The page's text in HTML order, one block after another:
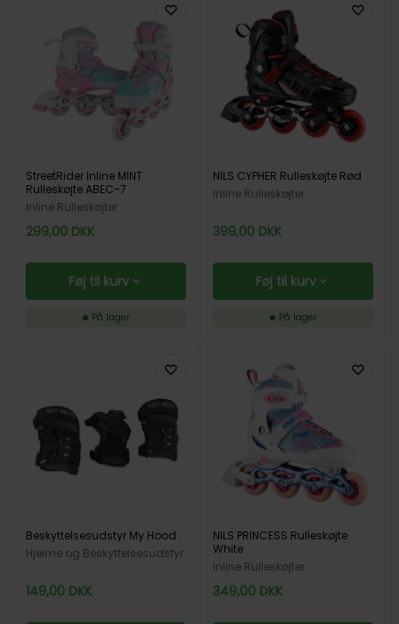
StreetRider Inline MINT
Rulleskøjte ABEC-7
Inline Rulleskøjter
299,00 DKK
Føj til kurv
På lager
NILS CYPHER Rulleskøjte Rød
Inline Rulleskøjter
399,00 DKK
Føj til kurv
På lager
Beskyttelsesudstyr My Hood
Hjelme og Beskyttelsesudstyr
149,00 DKK
NILS PRINCESS Rulleskøjte
White
Inline Rulleskøjter
349,00 DKK